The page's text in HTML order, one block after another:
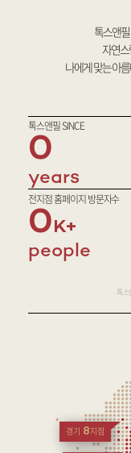
톡스앤
자연스
나에게 맞는 아
톡스앤필 SINCE
0
years
전지점 홈페이지 방문자수
0
people
· 톡
경기 8지점